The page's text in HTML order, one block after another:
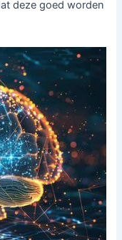
deze goed worden